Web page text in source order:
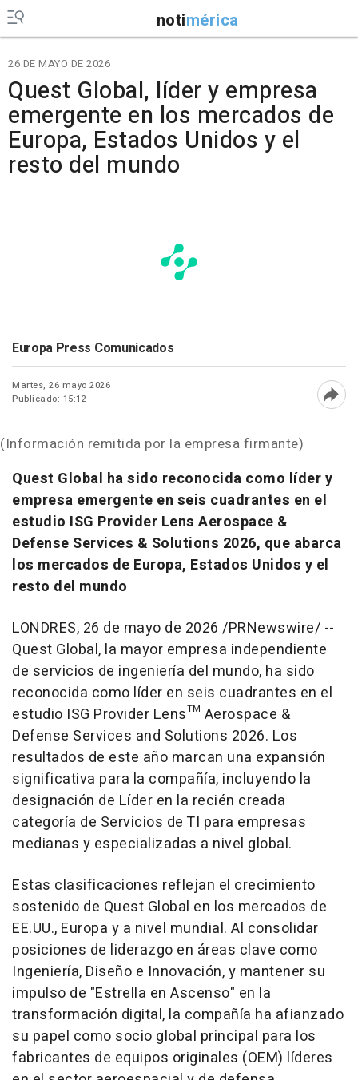
notimérica
26 DE MAYO DE 2026
Quest Global, líder y empresa
emergente en los mercados de
Europa, Estados Unidos y el
resto del mundo
Europa Press Comunicados
Martes, 26 mayo 2026
Publicado: 15:12
(Información remitida por la empresa firmante)
Quest Global ha sido reconocida como líder y
empresa emergente en seis cuadrantes en el
estudio ISG Provider Lens Aerospace &
Defense Services & Solutions 2026, que abarca
los mercados de Europa, Estados Unidos y el
resto del mundo
LONDRES, 26 de mayo de 2026 /PRNewswire/ --
Quest Global, la mayor empresa independiente
de servicios de ingeniería del mundo, ha sido
reconocida como líder en seis cuadrantes en el
estudio ISG Provider Lens™ Aerospace &
Defense Services and Solutions 2026. Los
resultados de este año marcan una expansión
significativa para la compañía, incluyendo la
designación de Líder en la recién creada
categoría de Servicios de TI para empresas
medianas y especializadas a nivel global.
Estas clasificaciones reflejan el crecimiento
sostenido de Quest Global en los mercados de
EE.UU., Europa y a nivel mundial. Al consolidar
posiciones de liderazgo en áreas clave como
Ingeniería, Diseño e Innovación, y mantener su
impulso de "Estrella en Ascenso" en la
transformación digital, la compañía ha afianzado
su papel como socio global principal para los
fabricantes de equipos originales (OEM) líderes